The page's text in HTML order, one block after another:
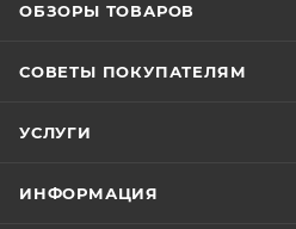
ОБЗОРЫ ТОВАРОВ
СОВЕТЫ ПОКУПАТЕЛЯМ
УСЛУГИ
ИНФОРМАЦИЯ